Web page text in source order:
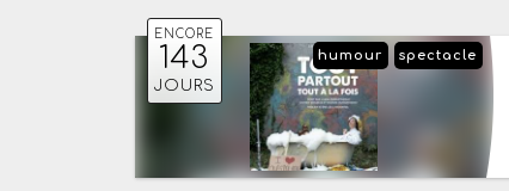
ENCORE
143
JOURS
spectacle
humour